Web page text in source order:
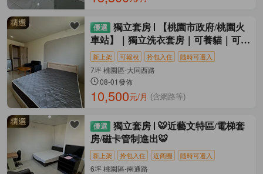
獨立套房
【桃園市政府/桃園火
車站】｜獨立洗衣套房｜可養貓｜可租
補
新上架 可報稅 拎包入住 隨時可遷入
7坪 桃園區-大同西路
08-01發佈
10,500元/月 (含網路等)
獨立套房
🐯近藝文特區/電梯套
房/磁卡管制進出🐯
新上架 拎包入住 近商圈 隨時可遷入
6坪 桃園區-南通路